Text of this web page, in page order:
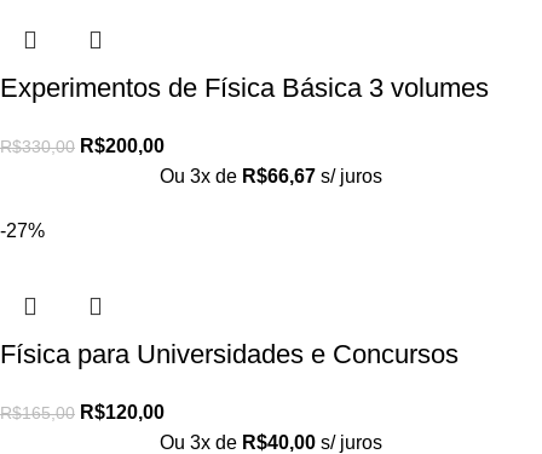
Experimentos de Física Básica 3 volumes
R$330,00 R$200,00
Ou 3x de R$66,67 s/ juros
-27%
Física para Universidades e Concursos
R$165,00 R$120,00
Ou 3x de R$40,00 s/ juros